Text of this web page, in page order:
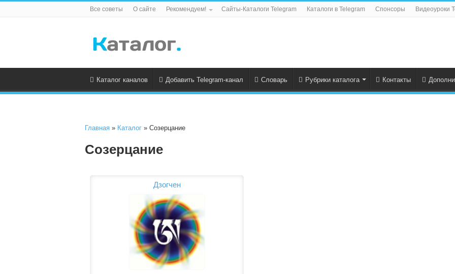
Все советы О сайте Рекомендуем! Сайты-Каталоги Telegram Каталоги в Telegram Спонсоры Видеоуроки
Каталог каналов Добавить Telegram-канал Словарь Рубрики каталога Контакты
Главная » Каталог » Созерцание
Созерцание
Дзогчен